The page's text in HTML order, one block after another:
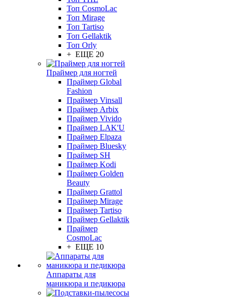
Топ CosmoLac
Топ Mirage
Топ Tartiso
Топ Gellaktik
Топ Orly
+ ЕЩЕ 20
Праймер для ногтей
Праймер Global
Fashion
Праймер Vinsall
Праймер Arbix
Праймер Vivido
Праймер LAK'U
Праймер Elpaza
Праймер Bluesky
Праймер SH
Праймер Kodi
Праймер Golden
Beauty
Праймер Grattol
Праймер Mirage
Праймер Tartiso
Праймер Gellaktik
Праймер
CosmoLac
+ ЕЩЕ 10
Аппараты для
маникюра и педикюра